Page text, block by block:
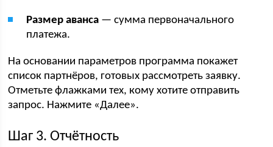
Размер аванса — сумма первоначального
платежа.
На основании параметров программа покажет
список партнёров, готовых рассмотреть заявку.
Отметьте флажками тех, кому хотите отправить
запрос. Нажмите «Далее».
Шаг 3. Отчётность